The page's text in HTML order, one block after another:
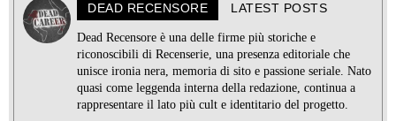
DEAD RECENSORE LATEST POSTS
Dead Recensore è una delle firme più storiche e
riconoscibili di Recenserie, una presenza editoriale che
unisce ironia nera, memoria di sito e passione seriale. Nato
quasi come leggenda interna della redazione, continua a
rappresentare il lato più cult e identitario del progetto.